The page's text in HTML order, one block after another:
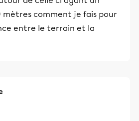
comment je fais pour
entre le terrain et la